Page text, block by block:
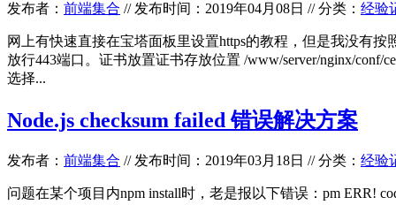
发布者： 前端集合 //发布时间：2019年04月08日 //分类： 经验
网上有快速直接在宝塔面板里设置https的教程，但是我没有
放行443端口。证书放置证书存放位置 /www/server/nginx/
选择...
Node.js checksum failed 错误解决方案
发布者： 前端集合 // 发布时间：2019年03月18日 //分类： 经验
问题在某个项目内npm install时，老是报以下错误：pm ERR!